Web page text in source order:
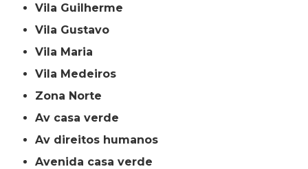
Vila Guilherme
Vila Gustavo
Vila Maria
Vila Medeiros
Zona Norte
av casa verde
av direitos humanos
avenida casa verde